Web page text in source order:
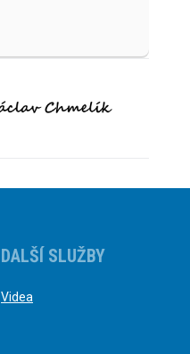
DALŠÍ SLUŽBY
Videa